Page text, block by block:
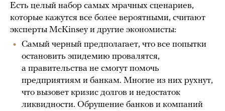
Есть целый набор самых мрачных сценариев,
которые кажутся все более вероятными, считают
эксперты McKinsey и другие экономисты:
Самый черный предполагает, что все попытки
остановить эпидемию провалятся,
а правительства не смогут помочь
предприятиям и банкам. Многие из них рухнут,
что вызовет кризис долгов и недостаток
ликвидности. Обрушение банков и компаний